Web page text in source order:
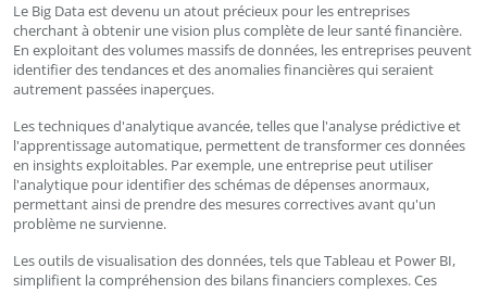
Le Big Data est devenu un atout précieux pour les entreprises
cherchant à obtenir une vision plus complète de leur santé financière.
En exploitant des volumes massifs de données, les entreprises peuvent
identifier des tendances et des anomalies financières qui seraient
autrement passées inaperçues.
Les techniques d'analytique avancée, telles que l'analyse prédictive et
l'apprentissage automatique, permettent de transformer ces données
en insights exploitables. Par exemple, une entreprise peut utiliser
l'analytique pour identifier des schémas de dépenses anormaux,
permettant ainsi de prendre des mesures correctives avant qu'un
problème ne survienne.
Les outils de visualisation des données, tels que Tableau et Power BI,
simplifient la compréhension des bilans financiers complexes. Ces